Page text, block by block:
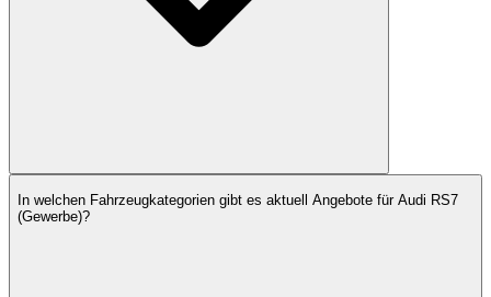
In welchen Fahrzeugkategorien gibt es aktuell Angebote für Audi RS7
(Gewerbe)?